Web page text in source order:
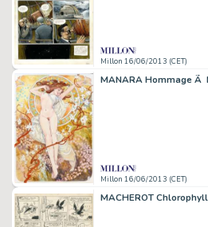
Millon 16/06/2013 (CET)
Millon 16/06/2013 (CET)